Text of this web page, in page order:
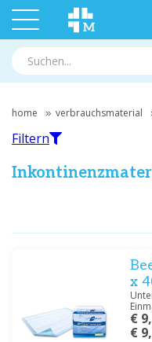
home verbrauchsmaterial
Nach Marke filtern
Medische Vakhandel
Meditrade(3)
Filtern
x
€
€